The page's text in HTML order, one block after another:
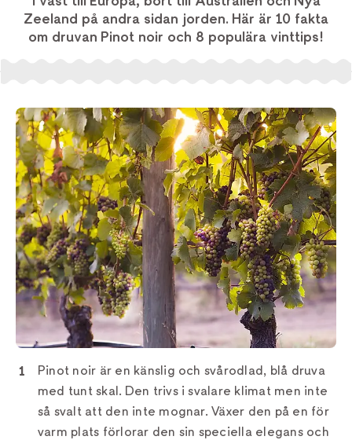
Zeeland på andra sidan jorden. Här är 10 fakta
om druvan Pinot noir och 8 populära vinttips!
Pinot noir är en känslig och svårodlad, blå druva
med tunt skal. Den trivs i svalare klimat men inte
så svalt att den inte mognar. Växer den på en för
varm plats förlorar den sin speciella elegans och